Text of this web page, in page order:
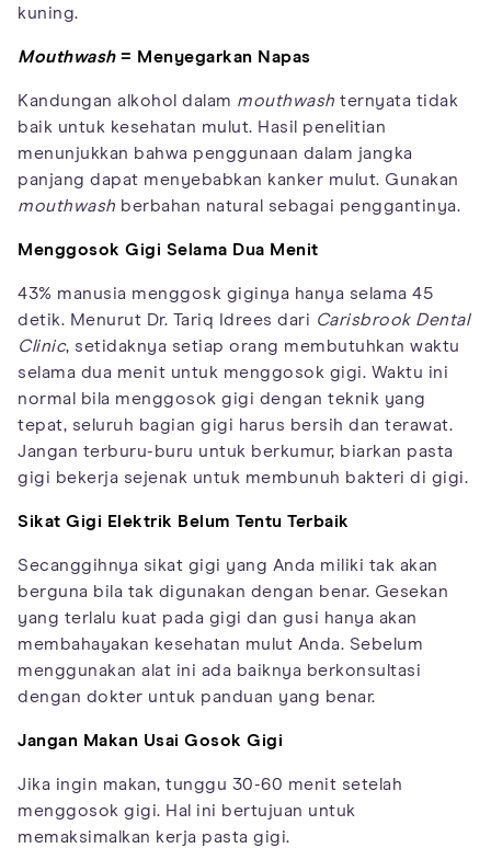
kuning.
Mouthwash= Menyegarkan Napas
Kandungan alkohol dalam mouthwash ternyata tidak
baik untuk kesehatan mulut. Hasil penelitian
menunjukkan bahwa penggunaan dalam jangka
panjang dapat menyebabkan kanker mulut. Gunakan
mouthwash berbahan natural sebagai penggantinya.
Menggosok Gigi Selama Dua Menit
43% manusia menggosk giginya hanya selama 45
detik. Menurut Dr. Tariq Idrees dari Carisbrook Dental
Clinic, setidaknya setiap orang membutuhkan waktu
selama dua menit untuk menggosok gigi. Waktu ini
normal bila menggosok gigi dengan teknik yang
tepat, seluruh bagian gigi harus bersih dan terawat.
Jangan terburu-buru untuk berkumur, biarkan pasta
gigi bekerja sejenak untuk membunuh bakteri di gigi.
Sikat Gigi Elektrik Belum Tentu Terbaik
Secanggihnya sikat gigi yang Anda miliki tak akan
berguna bila tak digunakan dengan benar. Gesekan
yang terlalu kuat pada gigi dan gusi hanya akan
membahayakan kesehatan mulut Anda. Sebelum
menggunakan alat ini ada baiknya berkonsultasi
dengan dokter untuk panduan yang benar.
Jangan Makan Usai Gosok Gigi
Jika ingin makan, tunggu 30-60 menit setelah
menggosok gigi. Hal ini bertujuan untuk
memaksimalkan kerja pasta gigi.